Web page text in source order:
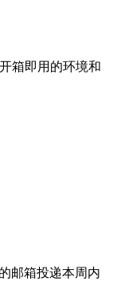
箱即用的环境和
邮箱投递本周内